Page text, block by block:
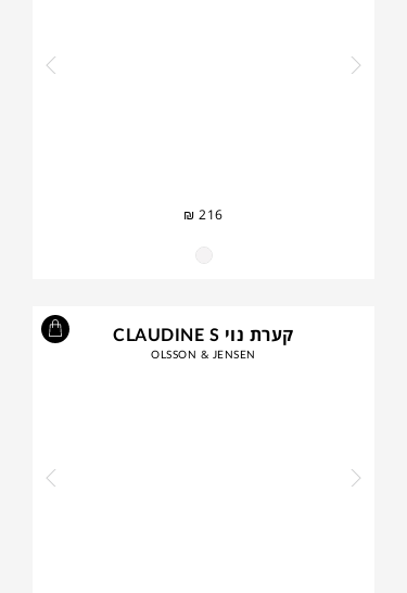
₪ 216
קערת נוי CLAUDINE S
OLSSON & JENSEN